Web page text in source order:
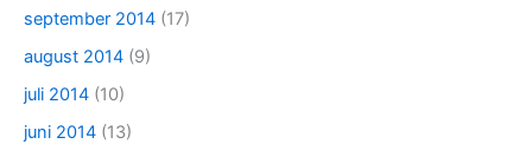
september 2014 (17)
august 2014 (9)
juli 2014 (10)
juni 2014 (13)